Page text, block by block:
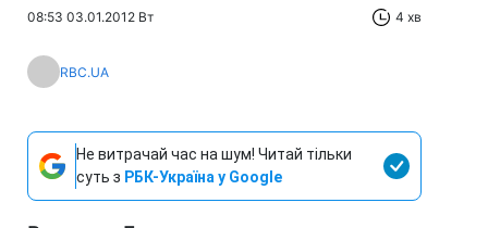
08:53 03.01.2012 Вт 4 хв
RBC.UA
Не витрачай час на шум! Читай тільки
суть з РБК-Україна у Google